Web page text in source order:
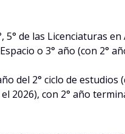
de las Licenciaturas
o 3° año (con 2°
del 2° ciclo de estudios
2026), con 2° año